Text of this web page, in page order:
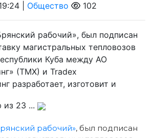
| Общество 102
рабочий», был подписан
магистральных тепловозов
Куба между АО
(ТМХ) и Tradex
разработает, изготовит и
из 23 ...
рабочий», был подписан